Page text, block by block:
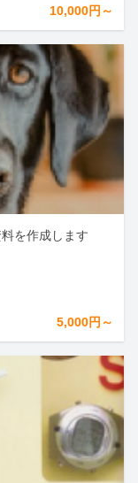
10,000円～
を作成します
5,000円～